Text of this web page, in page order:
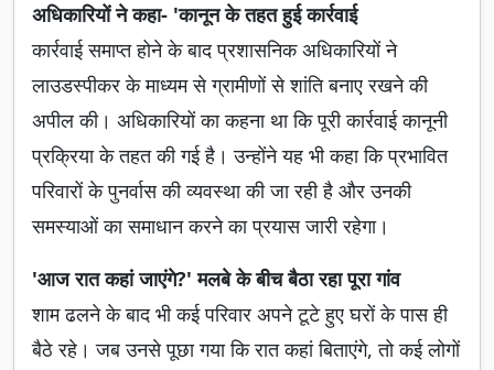
अधिकारियों ने कहा- 'कानून के तहत हुई कार्रवाई
कार्रवाई समाप्त होने के बाद प्रशासनिक अधिकारियों ने
लाउडस्पीकर के माध्यम से ग्रामीणों से शांति बनाए रखने की
अपील की। अधिकारियों का कहना था कि पूरी कार्रवाई कानूनी
प्रक्रिया के तहत की गई है। उन्होंने यह भी कहा कि प्रभावित
परिवारों के पुनर्वास की व्यवस्था की जा रही है और उनकी
समस्याओं का समाधान करने का प्रयास जारी रहेगा।
'आज रात कहां जाएंगे?' मलबे के बीच बैठा रहा पूरा गांव
शाम ढलने के बाद भी कई परिवार अपने टूटे हुए घरों के पास ही
बैठे रहे। जब उनसे पूछा गया कि रात कहां बिताएंगे, तो कई लोगों